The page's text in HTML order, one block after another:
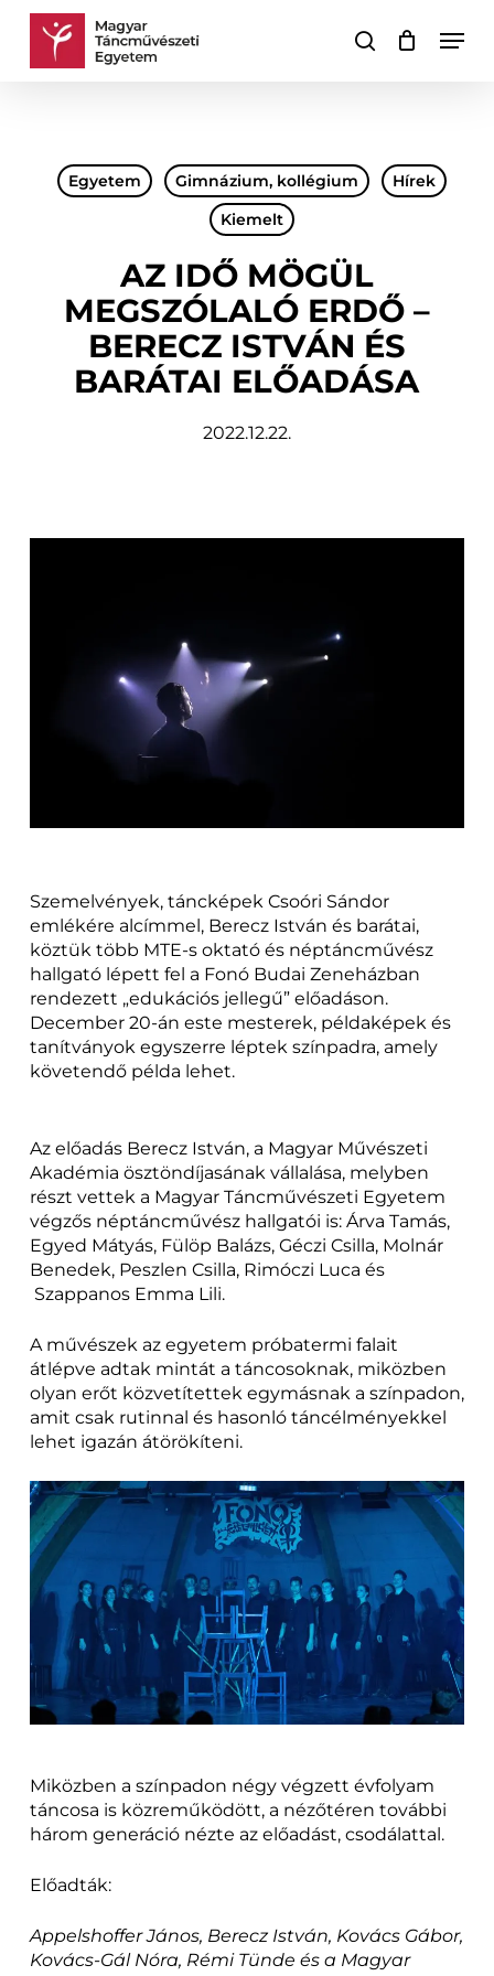
Skip
keresés
Kosár Kosár
Egyetem Gimnázium, kollégium
Hírek
Kiemelt
AZ IDŐ MÖGÜL
MEGSZÓLALÓ ERDŐ –
BERECZ ISTVÁN ÉS
BARÁTAI ELŐADÁSA
2022.12.22.
Szemelvények, táncképek Csoóri Sándor
emlékére alcímmel, Berecz István és barátai,
köztük több MTE-s oktató és néptáncművész
hallgató lépett fel a Fonó Budai Zeneházban
rendezett „edukációs jellegű” előadáson.
December 20-án este mesterek, példaképek és
tanítványok egyszerre léptek színpadra, amely
követendő példa lehet.
Az előadás Berecz István, a Magyar Művészeti
Akadémia ösztöndíjasának vállalása, melyben
részt vettek a Magyar Táncművészeti Egyetem
végzős néptáncművész hallgatói is: Árva Tamás,
Egyed Mátyás, Fülöp Balázs, Géczi Csilla, Molnár
Benedek, Peszlen Csilla, Rimóczi Luca és
Szappanos Emma Lili.
A művészek az egyetem próbatermi falait
átlépve adtak mintát a táncosoknak, miközben
olyan erőt közvetítettek egymásnak a színpadon,
amit csak rutinnal és hasonló táncélményekkel
lehet igazán átörökíteni.
Miközben a színpadon négy végzett évfolyam
táncosa is közreműködött, a nézőtéren további
három generáció nézte az előadást, csodálattal.
Előadták:
Appelshoffer János, Berecz István, Kovács Gábor,
Kovács-Gál Nóra, Rémi Tünde és a Magyar